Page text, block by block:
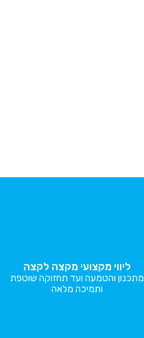
ליווי מקצועי מקצה לקצה
מתכנון והטמעה ועד תחזוקה שוטפת
ותמיכה מלאה